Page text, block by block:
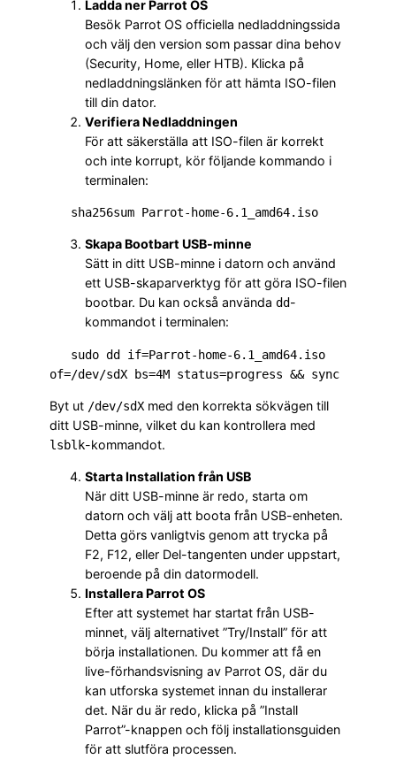
Ladda ner Parrot OS
Besök Parrot OS officiella nedladdningssida
och välj den version som passar dina behov
(Security, Home, eller HTB). Klicka på
nedladdningslänken för att hämta ISO-filen
till din dator.
Verifiera Nedladdningen
För att säkerställa att ISO-filen är korrekt
och inte korrupt, kör följande kommando i
terminalen:
   sha256sum Parrot-home-6.1_amd64.iso
Skapa Bootbart USB-minne
Sätt in ditt USB-minne i datorn och använd
ett USB-skaparverktyg för att göra ISO-filen
bootbar. Du kan också använda dd-
kommandot i terminalen:
of=/dev/sdX bs=4M status=progress && sync
Byt ut /dev/sdX med den korrekta sökvägen till
ditt USB-minne, vilket du kan kontrollera med
lsblk-kommandot.
Starta Installation från USB
När ditt USB-minne är redo, starta om
datorn och välj att boota från USB-enheten.
Detta görs vanligtvis genom att trycka på
F2, F12, eller Del-tangenten under uppstart,
beroende på din datormodell.
Installera Parrot OS
Efter att systemet har startat från USB-
minnet, välj alternativet ”Try/Install” för att
börja installationen. Du kommer att få en
live-förhandsvisning av Parrot OS, där du
kan utforska systemet innan du installerar
det. När du är redo, klicka på ”Install
Parrot”-knappen och följ installationsguiden
för att slutföra processen.